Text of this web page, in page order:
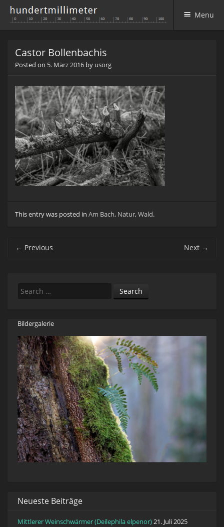
Menu
Castor Bollenbachis
Posted on 5. März 2016 by usorg
This entry was posted in Am Bach, Natur,Wald.
Post navigation
← Previous Next →
Search
Bildergalerie
Neueste Beiträge
Mittlerer Weinschwärmer (Deilephila elpenor)21. Juli 2025